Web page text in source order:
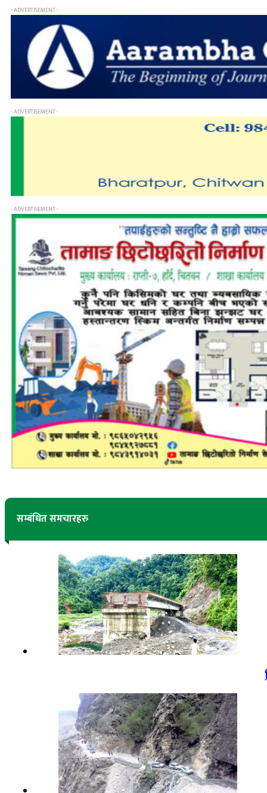
- ADVERTISEMENT -
- ADVERTISEMENT -
- ADVERTISEMENT -
सम्बंधित समचारहरु